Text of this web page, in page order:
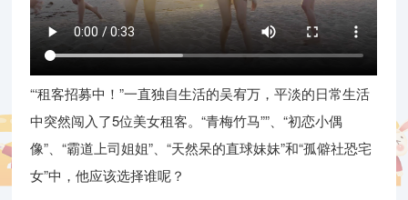
“‘租客招募中！”一直独自生活的吴宥万，平淡的日常生活
中突然闯入了5位美女租客。“青梅竹马””、“初恋小偶
像”、“霸道上司姐姐”、“天然呆的直球妹妹”和“孤僻社恐宅
女”中，他应该选择谁呢？